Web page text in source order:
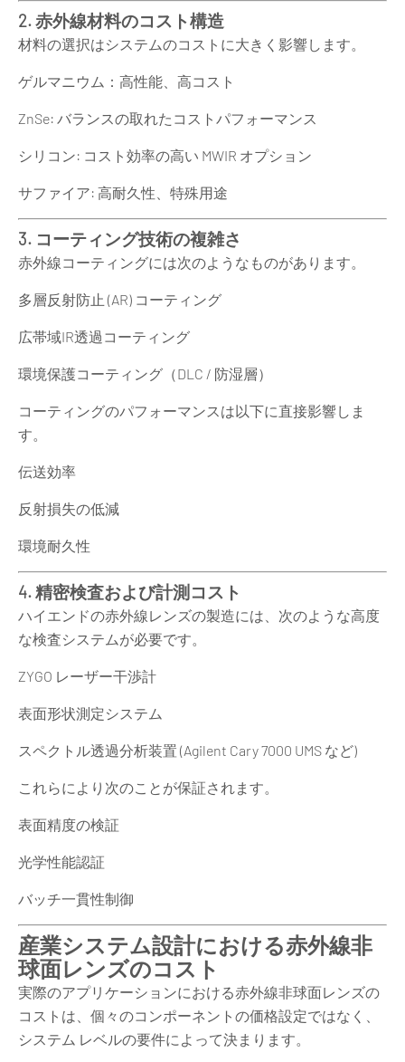
2. 赤外線材料のコスト構造
材料の選択はシステムのコストに大きく影響します。
ゲルマニウム：高性能、高コスト
ZnSe: バランスの取れたコストパフォーマンス
シリコン: コスト効率の高い MWIR オプション
サファイア: 高耐久性、特殊用途
3. コーティング技術の複雑さ
赤外線コーティングには次のようなものがあります。
多層反射防止 (AR) コーティング
広帯域IR透過コーティング
環境保護コーティング（DLC / 防湿層）
コーティングのパフォーマンスは以下に直接影響しま
す。
伝送効率
反射損失の低減
環境耐久性
4. 精密検査および計測コスト
ハイエンドの赤外線レンズの製造には、次のような高度
な検査システムが必要です。
ZYGO レーザー干渉計
表面形状測定システム
スペクトル透過分析装置 (Agilent Cary 7000 UMS など)
これらにより次のことが保証されます。
表面精度の検証
光学性能認証
バッチ一貫性制御
産業システム設計における赤外線非
球面レンズのコスト
実際のアプリケーションにおける赤外線非球面レンズの
コストは、個々のコンポーネントの価格設定ではなく、
システム レベルの要件によって決まります。